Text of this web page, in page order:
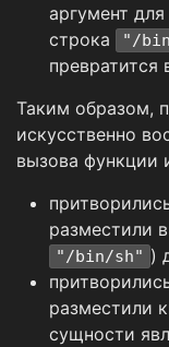
аргумент
строка
"/
превратится
Таким образом,
искусственно
вызова функции
разместили
"/bin/sh" )
разместили
сущности